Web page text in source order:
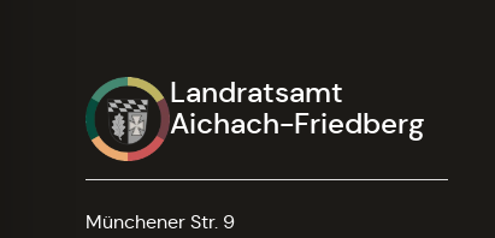
Landratsamt
Aichach-Friedberg
Münchener Str. 9